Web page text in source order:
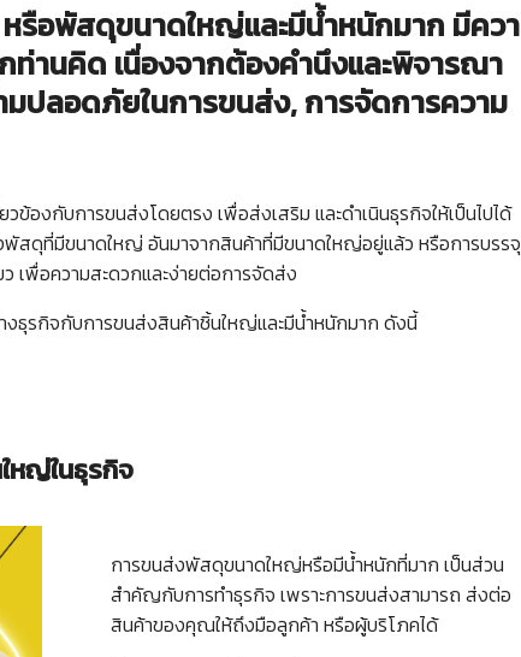
รือพัสดุขนาดใหญ่และมีน้ำหนักมาก มีคว
านคิด เนื่องจากต้องคำนึงและพิจารณา
ปลอดภัยในการขนส่ง, การจัดการความ
องกับการขนส่งโดยตรง เพื่อส่งเสริม และดำเนินธุรกิจให้เป็นไปได้
พัสดุที่มีขนาดใหญ่ อันมาจากสินค้าที่มีขนาดใหญ่อยู่แล้ว หรือการบรรจุ
เพื่อความสะดวกและง่ายต่อการจัดส่ง
างธุรกิจกับการขนส่งสินค้าชิ้นใหญ่และมีน้ำหนักมาก ดังนี้
หญ่ในธุรกิจ
การขนส่งพัสดุขนาดใหญ่หรือมีน้ำหนักที่มาก เป็นส่วน
สำคัญกับการทำธุรกิจ เพราะการขนส่งสามารถ ส่งต่อ
สินค้าของคุณให้ถึงมือลูกค้า หรือผู้บริโภคได้